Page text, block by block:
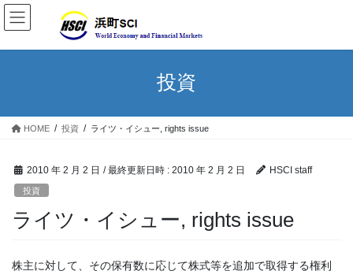
投資
HOME 投資 ライツ・イシュー, rights issue
2010 年 2 月 2 日 / 最終更新日時 : 2010 年 2 月 2 日 HSCI staff
投資
ライツ・イシュー, rights issue
株主に対して、その保有数に応じて株式等を追加で取得する権利